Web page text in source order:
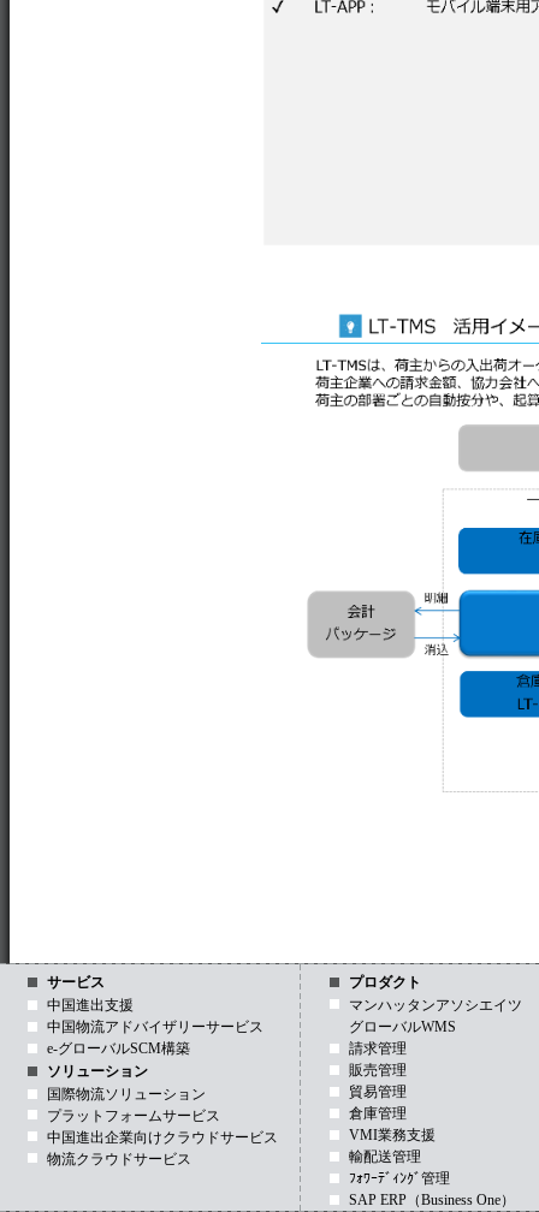
サービス
中国進出支援
中国物流アドバイザリーサービス
e-グローバルSCM構築
ソリューション
国際物流ソリューション
プラットフォームサービス
中国進出企業向けクラウドサービス
物流クラウドサービス
プロダクト
マンハッタンアソシエイツ
グローバルWMS
請求管理
販売管理
貿易管理
倉庫管理
VMI業務支援
輸配送管理
ﾌｫﾜｰﾃﾞｨﾝｸﾞ管理
SAP ERP（Business One）